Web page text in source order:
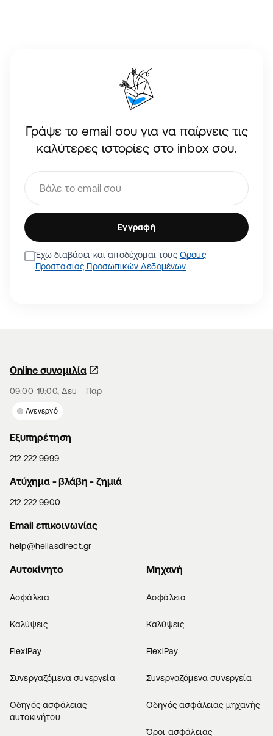
Γράψε το email σου για να παίρνεις τις
καλύτερες ιστορίες στο inbox σου.
Εγγραφή
Έχω διαβάσει και αποδέχομαι τουςΌρους
Προστασίας Προσωπικών Δεδομένων
Online συνομιλία
09:00-19:00, Δευ - Παρ
Ανενεργό
Εξυπηρέτηση
212 222 9999
Aτύχημα - βλάβη - ζημιά
212 222 9900
Email επικοινωνίας
help@hellasdirect.gr
Αυτοκίνητο
Ασφάλεια
Καλύψεις
FlexiPay
Συνεργαζόμενα συνεργεία
Οδηγός ασφάλειας
αυτοκινήτου
Μηχανή
Ασφάλεια
Καλύψεις
FlexiPay
Συνεργαζόμενα συνεργεία
Οδηγός ασφάλειας μηχανής
Όροι ασφάλειας